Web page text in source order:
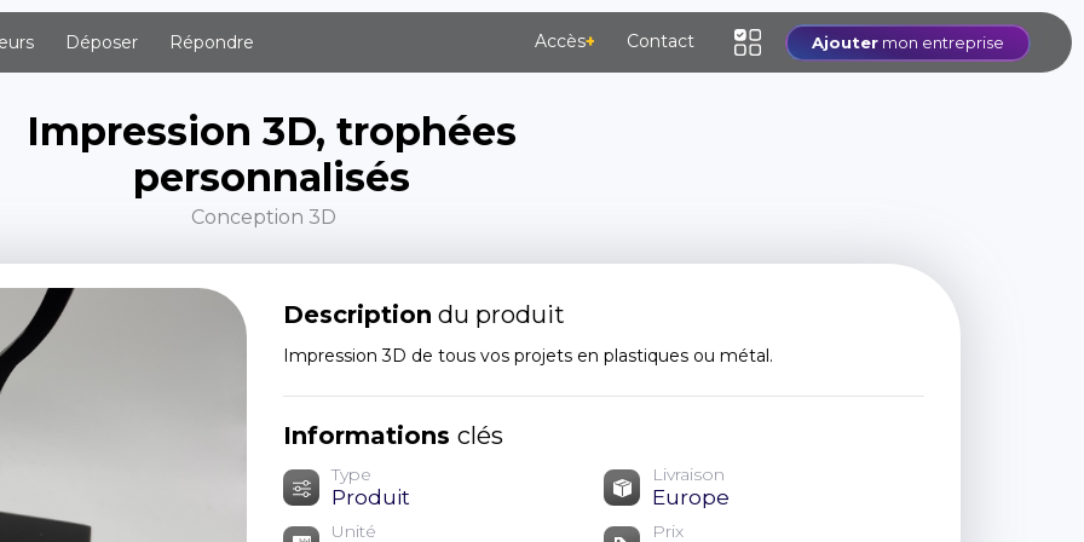
Déposer Répondre Accès+ Contact Ajouter mon entreprise
Impression 3D, trophées
personnalisés
Conception 3D
Description du produit
Impression 3D de tous vos projets en plastiques ou métal.
Informations clés
Type
Produit
Livraison
Europe
Unité Prix